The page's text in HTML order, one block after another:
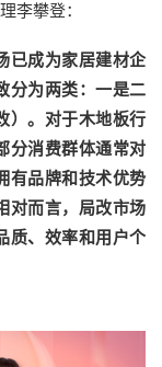
李攀登：
已成为家居建材企
分为两类：一是二
）。对于木地板行
分消费群体通常对
有品牌和技术优势
对而言，局改市场
质、效率和用户个